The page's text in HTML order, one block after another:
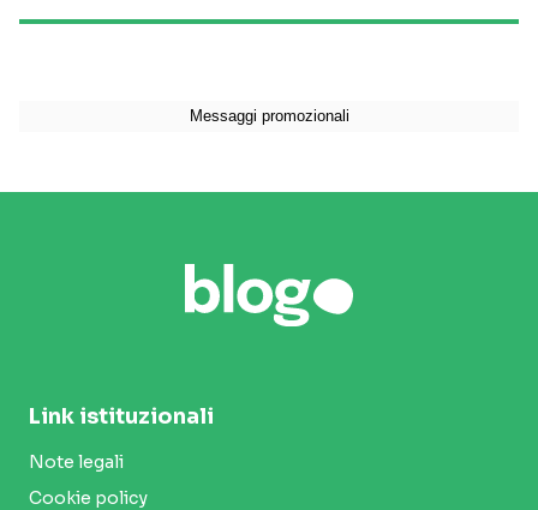
Link istituzionali
Note legali
Cookie policy